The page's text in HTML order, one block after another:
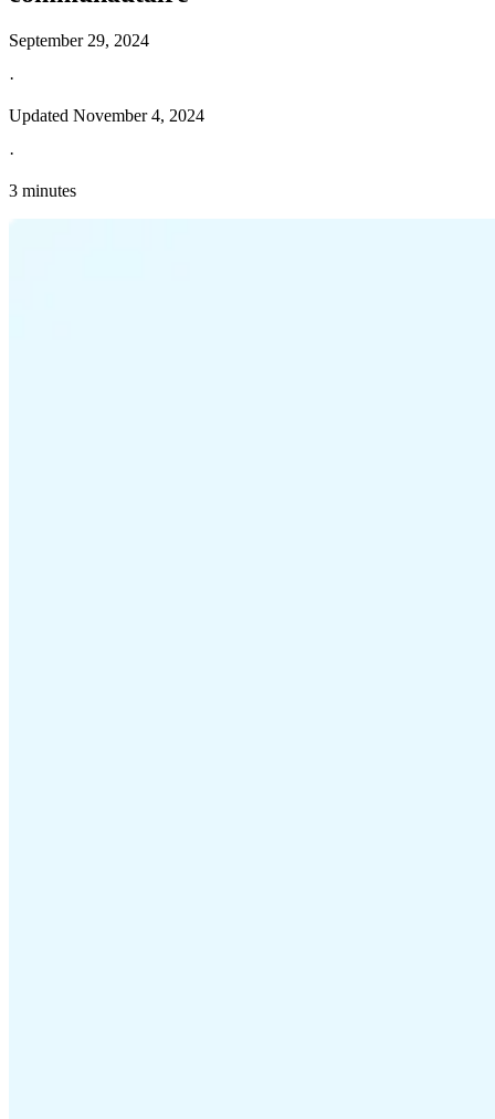
September 29, 2024
·
Updated November 4, 2024
·
3 minutes